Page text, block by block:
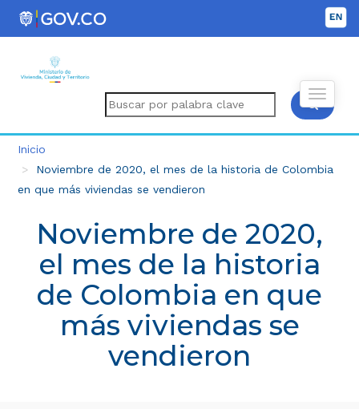
Inicio
Noviembre de 2020, el mes de la historia de Colombia
en que más viviendas se vendieron
Noviembre de 2020,
el mes de la historia
de Colombia en que
más viviendas se
vendieron